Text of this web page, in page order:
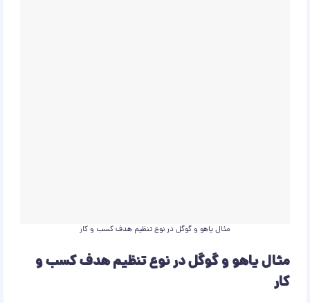
مثال یاهو و گوگل در نوع تنظیم هدف کسب و کار
مثال یاهو و گوگل در نوع تنظیم هدف کسب و
کار